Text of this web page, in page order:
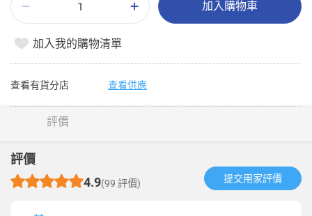
加入購物車
加入我的購物清單
查看有貨分店 查看供應
評價
評價
4.9(99 評價) 提交用家評價​